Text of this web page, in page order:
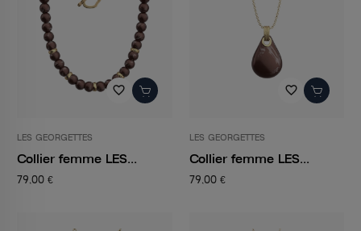
favorite_border
LES GEORGETTES
Collier femme LES...
79,00 €
favorite_border
LES GEORGETTES
Collier femme LES...
79,00 €